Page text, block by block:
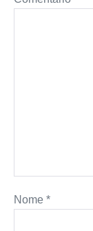
Nome *